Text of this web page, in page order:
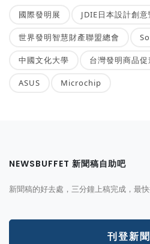
國際發明展 JDIE日本設計創
世界發明智慧財產聯盟總會
中國文化大學 台灣發明商品促
ASUS Microchip
NEWSBUFFET 新聞稿自助吧
新聞稿的好去處，三分鐘上稿完成，最
刊登新